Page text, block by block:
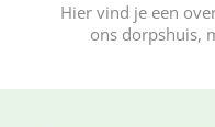
Hier vind je een
ons dorpshuis,